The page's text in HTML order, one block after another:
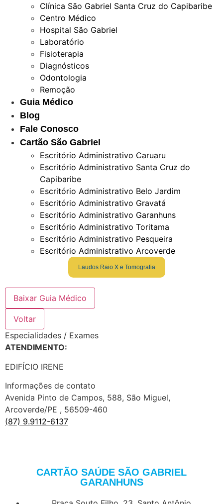
Clínica São Gabriel Santa Cruz do Capibaribe
Centro Médico
Hospital São Gabriel
Laboratório
Fisioterapia
Diagnósticos
Odontologia
Remoção
Guia Médico
Blog
Fale Conosco
Cartão São Gabriel
Escritório Administrativo Caruaru
Escritório Administrativo Santa Cruz do
Capibaribe
Escritório Administrativo Belo Jardim
Escritório Administrativo Gravatá
Escritório Administrativo Garanhuns
Escritório Administrativo Toritama
Escritório Administrativo Pesqueira
Escritório Administrativo Arcoverde
Laudos Raio X e Tomografia
Baixar Guia Médico
Voltar
Especialidades / Exames
ATENDIMENTO:
EDIFÍCIO IRENE
Informações de contato
Avenida Pinto de Campos, 588, São Miguel,
Arcoverde/PE , 56509-460
(87) 9.9112-6137
CARTÃO SAÚDE SÃO GABRIEL
GARANHUNS